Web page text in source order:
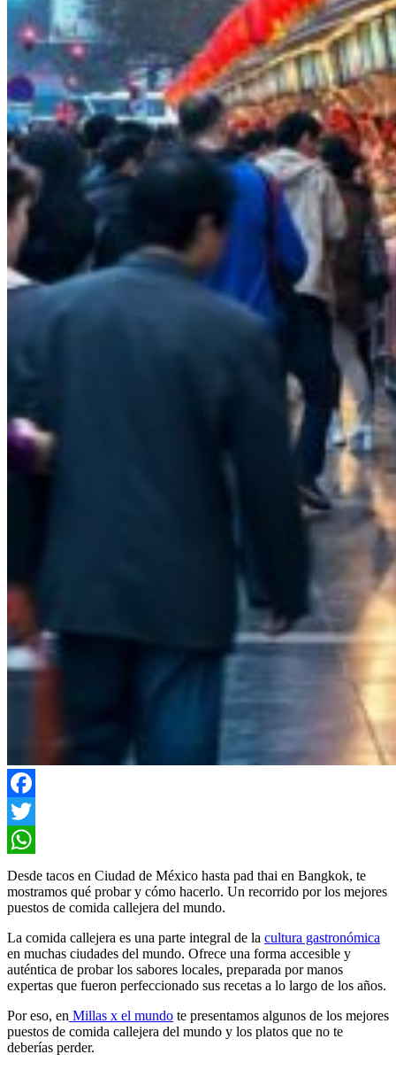
Facebook
Twitter
WhatsApp
Desde tacos en Ciudad de México hasta pad thai en Bangkok, te
mostramos qué probar y cómo hacerlo. Un recorrido por los mejores
puestos de comida callejera del mundo.
La comida callejera es una parte integral de la cultura gastronómica
en muchas ciudades del mundo. Ofrece una forma accesible y
auténtica de probar los sabores locales, preparada por manos
expertas que fueron perfeccionado sus recetas a lo largo de los años.
Por eso, en Millas x el mundo te presentamos algunos de los mejores
puestos de comida callejera del mundo y los platos que no te
deberías perder.